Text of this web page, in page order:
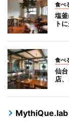
食べ
塩
ト
食べ
仙
店
MythiQue.lab